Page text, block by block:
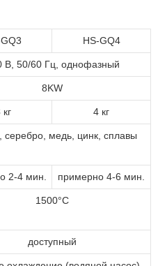
HS-GQ4
В, 50/60 Гц, однофазный
8KW
кг 4 кг
серебро, медь, цинк, сплавы
2-4 мин. примерно 4-6 мин.
1500°C
доступный